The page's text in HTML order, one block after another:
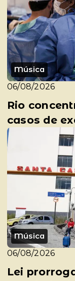
Música
06/08/2026
Rio
casos de
Música
06/08/2026
Lei